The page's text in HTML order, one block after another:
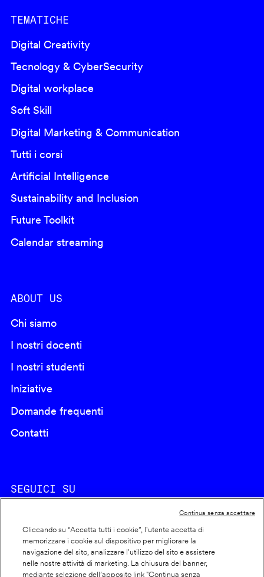
TEMATICHE
Digital Creativity
Tecnology & CyberSecurity
Digital workplace
Soft Skill
Digital Marketing & Communication
Tutti i corsi
Artificial Intelligence
Sustainability and Inclusion
Future Toolkit
Calendar streaming
ABOUT US
Chi siamo
I nostri docenti
I nostri studenti
Iniziative
Domande frequenti
Contatti
SEGUICI SU
Cookie policy
Cliccando su “Accetta tutti i cookie”, l'utente accetta di
memorizzare i cookie sul dispositivo per migliorare la
navigazione del sito, analizzare l'utilizzo del sito e assistere
nelle nostre attività di marketing. La chiusura del banner,
mediante selezione dell’apposito link "Continua senza
Continua senza accettare